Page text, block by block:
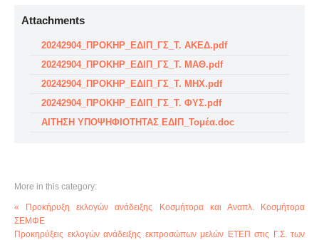
Attachments
20242904_ΠΡΟΚΗΡ_ΕΔΙΠ_ΓΣ_Τ. ΑΚΕΔ.pdf
20242904_ΠΡΟΚΗΡ_ΕΔΙΠ_ΓΣ_Τ. ΜΑΘ.pdf
20242904_ΠΡΟΚΗΡ_ΕΔΙΠ_ΓΣ_Τ. ΜΗΧ.pdf
20242904_ΠΡΟΚΗΡ_ΕΔΙΠ_ΓΣ_Τ. ΦΥΣ.pdf
ΑΙΤΗΣΗ ΥΠΟΨΗΦΙΟΤΗΤΑΣ ΕΔΙΠ_Τομέα.doc
More in this category:
« Προκήρυξη εκλογών ανάδειξης Κοσμήτορα και Αναπλ. Κοσμήτορα
ΣΕΜΦΕ
Προκηρύξεις εκλογών ανάδειξης εκπροσώπων μελών ΕΤΕΠ στις Γ.Σ. των